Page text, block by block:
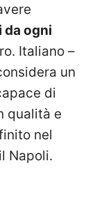
da ogni
Italiano –
un
di
qualità e
nel
Napoli.